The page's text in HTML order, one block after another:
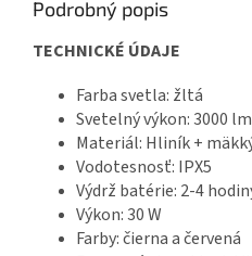
Podrobný popis
TECHNICKÉ ÚDAJE
Farba svetla: žltá
Svetelný výkon: 3000 lm
Materiál: Hliník +
Vodotesnosť: IPX5
Výdrž batérie: 2-4
Výkon: 30 W
Farby: čierna a červená